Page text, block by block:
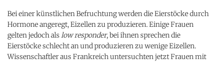
Bei einer künstlichen Befruchtung werden die Eierstöcke durch
Hormone angeregt, Eizellen zu produzieren. Einige Frauen
gelten jedoch als low responder, bei ihnen sprechen die
Eierstöcke schlecht an und produzieren zu wenige Eizellen.
Wissenschaftler aus Frankreich untersuchten jetzt Frauen mit